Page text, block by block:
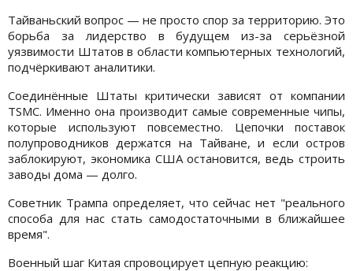
Тайваньский вопрос — не просто спор за территорию. Это
борьба за лидерство в будущем из-за серьёзной
уязвимости Штатов в области компьютерных технологий,
подчёркивают аналитики.
Соединённые Штаты критически зависят от компании
TSMC. Именно она производит самые современные чипы,
которые используют повсеместно. Цепочки поставок
полупроводников держатся на Тайване, и если остров
заблокируют, экономика США остановится, ведь строить
заводы дома — долго.
Советник Трампа определяет, что сейчас нет "реального
способа для нас стать самодостаточными в ближайшее
время".
Военный шаг Китая спровоцирует цепную реакцию: